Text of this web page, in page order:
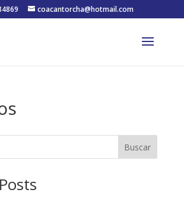
coacantorcha@hotmail.com
Buscar